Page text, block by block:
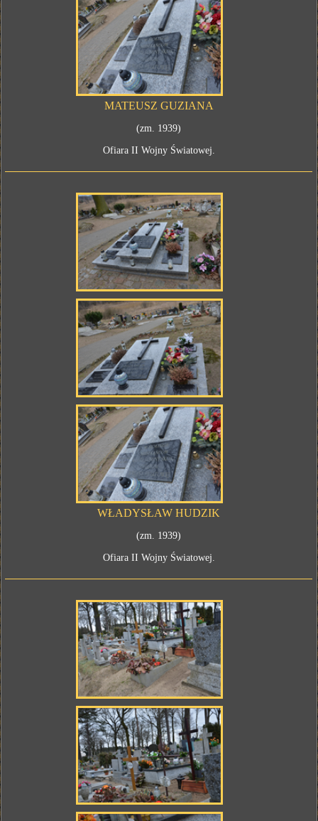
MATEUSZ GUZIANA
(zm. 1939)
Ofiara II Wojny Światowej.
WŁADYSŁAW HUDZIK
(zm. 1939)
Ofiara II Wojny Światowej.